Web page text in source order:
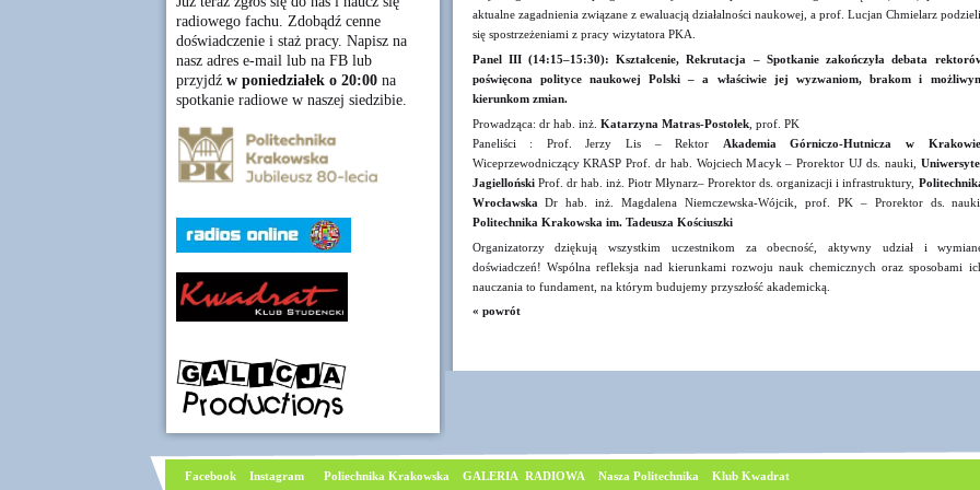
radiowego fachu. Zdobądź cenne
doświadczenie i staż pracy. Napisz na
nasz adres e-mail lub na FB lub
przyjdź w poniedziałek o 20:00na
spotkanie radiowe w naszej siedzibie.
aktualne zagadnienia związane z ewaluacją działalności naukowej, a prof. Lucjan Chmielarz
się spostrzeżeniami z pracy wizytatora PKA.
Panel III (14:15–15:30): Kształcenie, Rekrutacja – Spotkanie zakończyła debata
poświęcona polityce naukowej Polski – a właściwie jej wyzwaniom, brakom i
kierunkom zmian.
Prowadząca: dr hab. inż. Katarzyna Matras-Postołek, prof. PK
Paneliści : Prof. Jerzy Lis – Rektor
Akademia Górniczo-Hutnicza w Krakowie
Wiceprzewodniczący KRASP Prof. dr hab. Wojciech Macyk – Prorektor UJ ds. nauki,
JagiellońskiProf. dr hab. inż. Piotr Młynarz– Prorektor ds. organizacji i infrastruktury,
Wrocławska Dr hab. inż. Magdalena Niemczewska-Wójcik, prof. PK – Prorektor ds. nauki,
Politechnika Krakowska im. Tadeusza Kościuszki
Organizatorzy dziękują wszystkim uczestnikom za obecność, aktywny udział i
doświadczeń! Wspólna refleksja nad kierunkami rozwoju nauk chemicznych oraz sposobami
nauczania to fundament, na którym budujemy przyszłość akademicką.
« powrót
Facebook Instagram Poliechnika Krakowska GALERIA RADIOWA Nasza Politechnika Klub Kwadrat©